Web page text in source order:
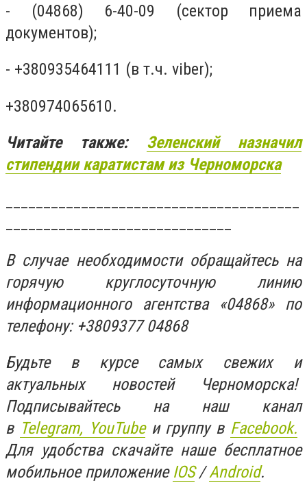
- (04868) 6-40-09 (сектор приема
документов);
- +380935464111 (в т.ч. viber);
+380974065610.
Читайте также: Зеленский назначил
стипендии каратистам из Черноморска
В случае необходимости обращайтесь на
горячую круглосуточную линию
информационного агентства «04868» по
телефону: +3809377 04868
Будьте в курсе самых свежих и
актуальных новостей Черноморска!
Подписывайтесь на наш канал
в Telegram, YouTubeи группу в Facebook.
Для удобства скачайте наше бесплатное
мобильное приложение IOS/Android.